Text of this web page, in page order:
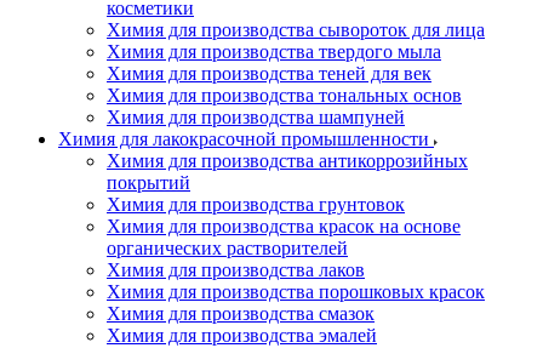
косметики
Химия для производства сывороток для лица
Химия для производства твердого мыла
Химия для производства теней для век
Химия для производства тональных основ
Химия для производства шампуней
Химия для лакокрасочной промышленности
Химия для производства антикоррозийных
покрытий
Химия для производства грунтовок
Химия для производства красок на основе
органических растворителей
Химия для производства лаков
Химия для производства порошковых красок
Химия для производства смазок
Химия для производства эмалей